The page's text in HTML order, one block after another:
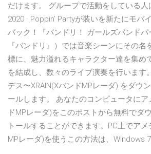
だけます。 グループで活動をしている人
2020 · Poppin’ Partyが装いを新たにモバ
バック！『バンドリ！ ガールズバンド
『バンドリ』）では音楽シーンにその名
標に、魅力溢れるキャラクター達を集め
を結成し、数々のライブ演奏を行います
デス〜XRAIN(XバンドMPレーダ) をダウ
ールします。 あなたのコンピュータにア
ドMPレーダ)をこのポストから無料でダ
トールすることができます。PC上でアメ
MPレーダ)を使うこの方法は、Windows